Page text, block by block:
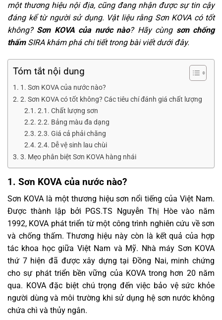
một thương hiệu nội địa, cũng đang nhận được sự tin cậy
đáng kể từ người sử dụng. Vật liệu rằng Sơn KOVA có tốt
không? Sơn KOVA của nước nào? Hãy cùng sơn chống
thấmSIRA khám phá chi tiết trong bài viết dưới đây.
Tóm tắt nội dung
1. Sơn KOVA của nước nào?
2. Sơn KOVA có tốt không? Các tiêu chí đánh giá chất lượng
2.1. Chất lượng sơn
2.2. Bảng màu đa dạng
2.3. Giá cả phải chăng
2.4. Dễ vệ sinh lau chùi
3. Mẹo phân biệt Sơn KOVA hàng nhái
1. Sơn KOVA của nước nào?
Sơn KOVA là một thương hiệu sơn nổi tiếng của Việt Nam.
Được thành lập bởi PGS.TS Nguyễn Thị Hòe vào năm
1992, KOVA phát triển từ một công trình nghiên cứu về sơn
và chống thấm. Thương hiệu này còn là kết quả của hợp
tác khoa học giữa Việt Nam và Mỹ. Nhà máy Sơn KOVA
thứ 7 hiện đã được xây dựng tại Đồng Nai, minh chứng
cho sự phát triển bền vững của KOVA trong hơn 20 năm
qua. KOVA đặc biệt chú trọng đến việc bảo vệ sức khỏe
người dùng và môi trường khi sử dụng hệ sơn nước không
chứa chì và thủy ngân.